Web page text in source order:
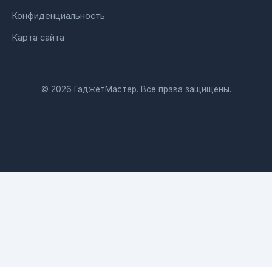
Конфиденциальность
Карта сайта
© 2026 ГаджетМастер. Все права защищены.